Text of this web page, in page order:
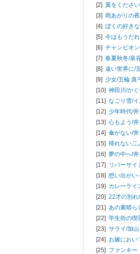
[2] 翼をくださ
[3] 雨あがりの
[4] ぼくの好き
[5] 今はもうだ
[6] チャンピオ
[7] 春夏秋冬/泉
[8] 遠い世界に/
[9] 少女/五輪 真
[10] 神田川/か
[11] なごり雪/イ
[12] 少年時代/
[13] 心もよう/
[14] 傘がない/
[15] 帰れない二
[16] 夢の中へ/
[17] リバーサイ
[18] 想い出がい
[19] カレーライ
[20] 22才の別れ/
[21] あの素晴ら
[22] 学生街の喫
[23] サライ/加山
[24] お嫁におい
[25] ファンキー